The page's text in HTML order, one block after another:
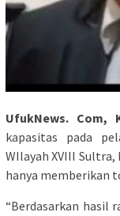
UfukNews. Com,
kapasitas pada
WIlayah XVIII
hanya memberikan
“Berdasarkan hasil